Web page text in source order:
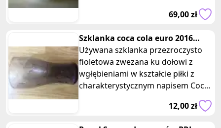
kształcie, wykonany jest z białego
69,00 zł
Szklanka coca cola euro 2016
france piłka fioletowa Mcdonald
Używana szklanka przezroczysto
fioletowa zwezana ku dołowi z
wgłębieniami w kształcie piłki z
charakterystycznym napisem Coca-
Cola oraz euro2016 France z serii
12,00 zł